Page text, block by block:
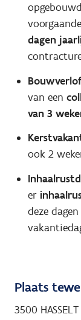
dagen
van een
van 3
ook 2
er
deze
Plaats
3500 HASSELT